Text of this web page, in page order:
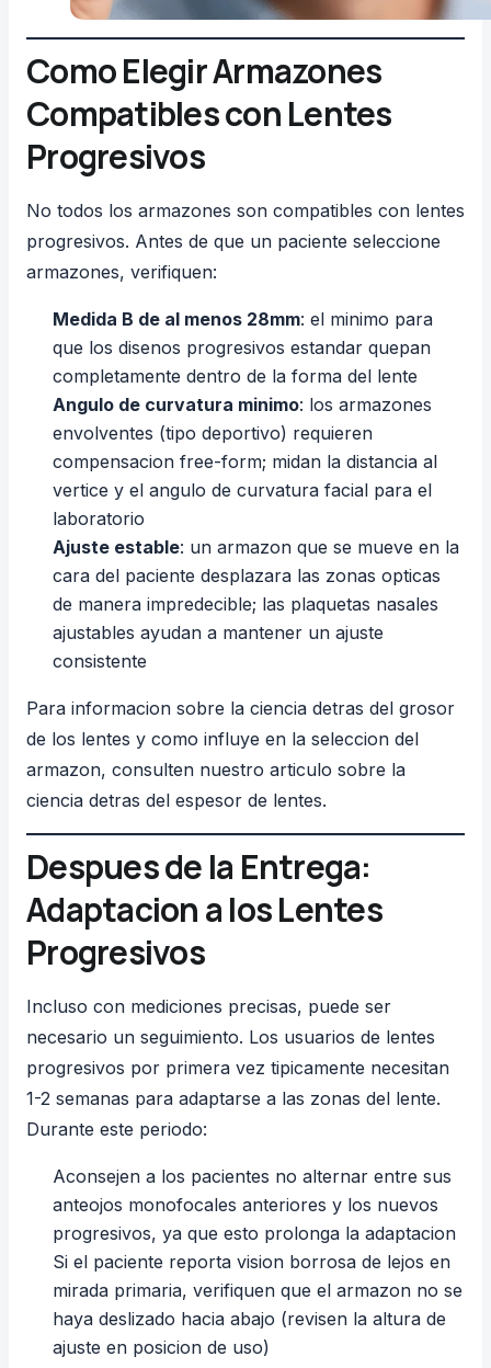
Como Elegir Armazones
Compatibles con Lentes
Progresivos
No todos los armazones son compatibles con lentes
progresivos. Antes de que un paciente seleccione
armazones, verifiquen:
Medida B de al menos 28mm: el minimo para
que los disenos progresivos estandar quepan
completamente dentro de la forma del lente
Angulo de curvatura minimo: los armazones
envolventes (tipo deportivo) requieren
compensacion free-form; midan la distancia al
vertice y el angulo de curvatura facial para el
laboratorio
Ajuste estable: un armazon que se mueve en la
cara del paciente desplazara las zonas opticas
de manera impredecible; las plaquetas nasales
ajustables ayudan a mantener un ajuste
consistente
Para informacion sobre la ciencia detras del grosor
de los lentes y como influye en la seleccion del
armazon, consulten nuestro articulo sobre la
ciencia detras del espesor de lentes.
Despues de la Entrega:
Adaptacion a los Lentes
Progresivos
Incluso con mediciones precisas, puede ser
necesario un seguimiento. Los usuarios de lentes
progresivos por primera vez tipicamente necesitan
1-2 semanas para adaptarse a las zonas del lente.
Durante este periodo:
Aconsejen a los pacientes no alternar entre sus
anteojos monofocales anteriores y los nuevos
progresivos, ya que esto prolonga la adaptacion
Si el paciente reporta vision borrosa de lejos en
mirada primaria, verifiquen que el armazon no se
haya deslizado hacia abajo (revisen la altura de
ajuste en posicion de uso)